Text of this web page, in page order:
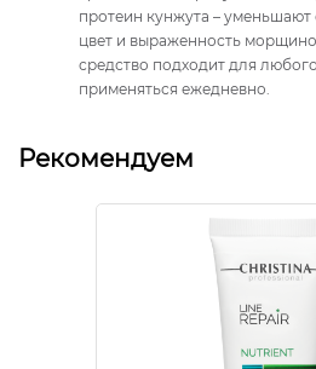
протеин кунжута – уменьшают
цвет и выраженность
средство подходит для
применяться ежедневно.
Рекомендуем